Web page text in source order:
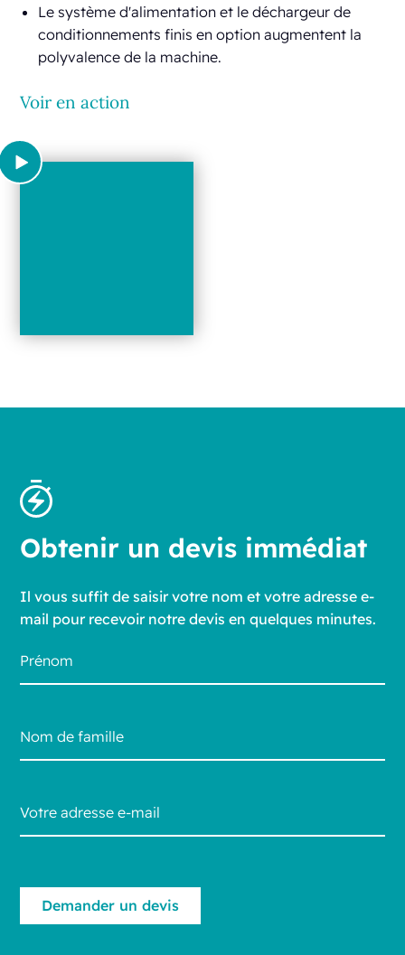
Le système d'alimentation et le déchargeur de
conditionnements finis en option augmentent la
polyvalence de la machine.
Voir en action
Obtenir un devis immédiat
Il vous suffit de saisir votre nom et votre adresse e-
mail pour recevoir notre devis en quelques minutes.